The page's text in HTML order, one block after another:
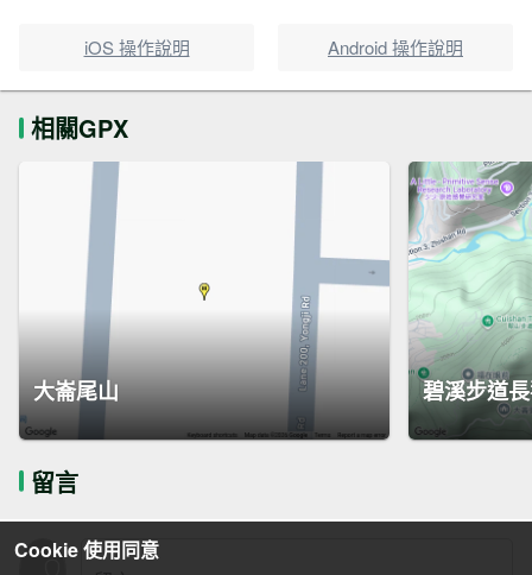
iOS 操作說明 Android 操作說明
相關GPX
大崙尾山 碧溪步道
留言
Cookie 使用同意